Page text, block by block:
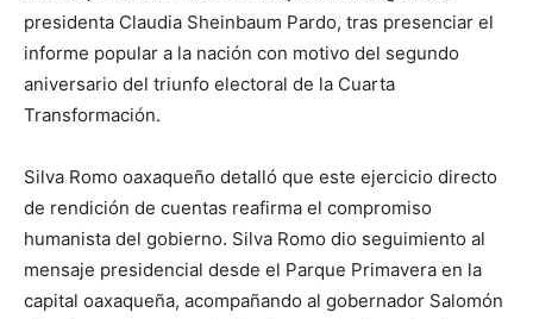
presidenta Claudia Sheinbaum Pardo, tras presenciar el
informe popular a la nación con motivo del segundo
aniversario del triunfo electoral de la Cuarta
Transformación.
Silva Romo oaxaqueño detalló que este ejercicio directo
de rendición de cuentas reafirma el compromiso
humanista del gobierno. Silva Romo dio seguimiento al
mensaje presidencial desde el Parque Primavera en la
capital oaxaqueña, acompañando al gobernador Salomón